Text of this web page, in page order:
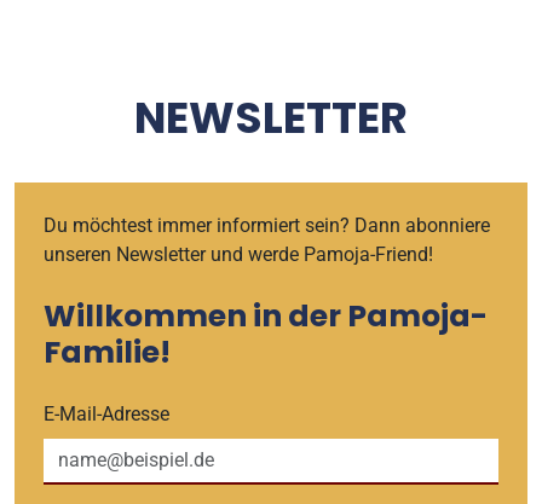
NEWSLETTER
Du möchtest immer informiert sein? Dann abonniere
unseren Newsletter und werde Pamoja-Friend!
Willkommen in der Pamoja-
Familie!
E-Mail-Adresse